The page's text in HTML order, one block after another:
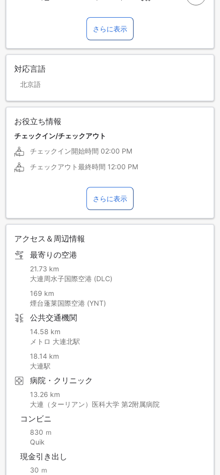
さらに表示
対応言語
北京語
お役立ち情報
チェックイン/チェックアウト
チェックイン開始時間 02:00 PM
チェックアウト最終時間 12:00 PM
さらに表示
アクセス＆周辺情報
最寄りの空港
21.73 km
大連周水子国際空港 (DLC)
169 km
煙台蓬莱国際空港 (YNT)
公共交通機関
14.58 km
メトロ 大連北駅
18.14 km
大連駅
病院・クリニック
13.26 km
大連（ターリアン）医科大学 第2附属病院
コンビニ
830 ｍ
Quik
現金引き出し
30 ｍ